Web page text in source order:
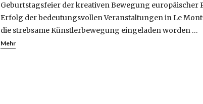
Geburtstagsfeier der kreativen Bewegung europäischer
Erfolg der bedeutungsvollen Veranstaltungen in Le
die strebsame Künstlerbewegung eingeladen worden …
Mehr